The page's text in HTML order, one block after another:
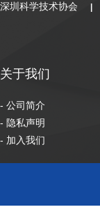
深圳科学技术协会
关于我们
- 公司简介
- 隐私声明
- 加入我们